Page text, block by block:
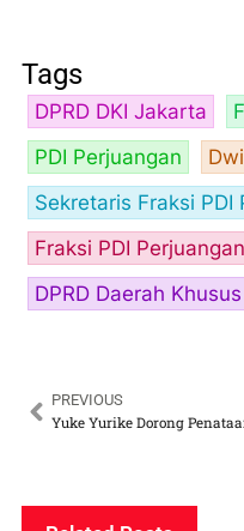
Tags
DPRD DKI Jakarta
PDI Perjuangan
Sekretaris Fraksi PDI
Fraksi PDI
DPRD Daerah
PREVIOUS
Yuke Yurike Dorong